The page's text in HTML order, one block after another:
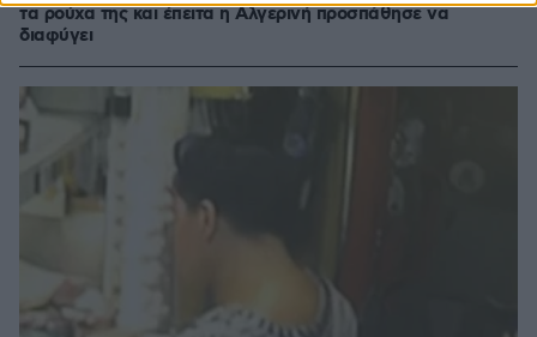
τα ρούχα της και έπειτα η Αλγερινή προσπάθησε να
διαφύγει